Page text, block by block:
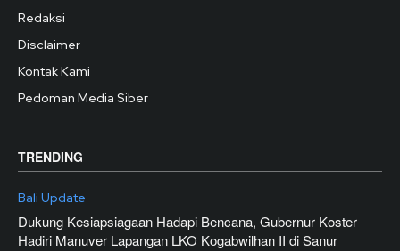
Redaksi
Disclaimer
Kontak Kami
Pedoman Media Siber
TRENDING
Bali Update
Dukung Kesiapsiagaan Hadapi Bencana, Gubernur Koster
Hadiri Manuver Lapangan LKO Kogabwilhan II di Sanur